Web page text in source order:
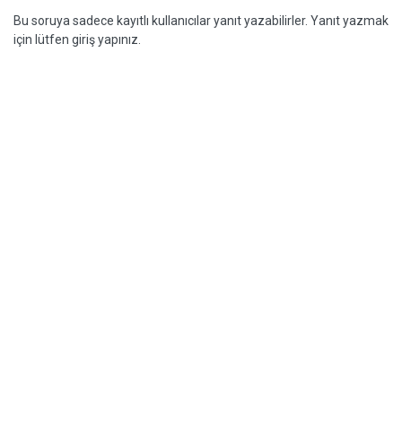
Bu soruya sadece kayıtlı kullanıcılar yanıt yazabilirler. Yanıt yazmak
için lütfen giriş yapınız.